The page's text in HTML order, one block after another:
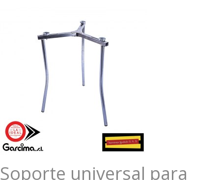
Soporte universal para